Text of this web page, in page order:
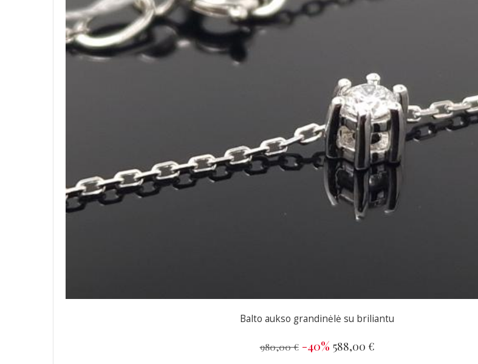
Balto aukso grandinėlė su briliantu
980,00 € -40% 588,00 €